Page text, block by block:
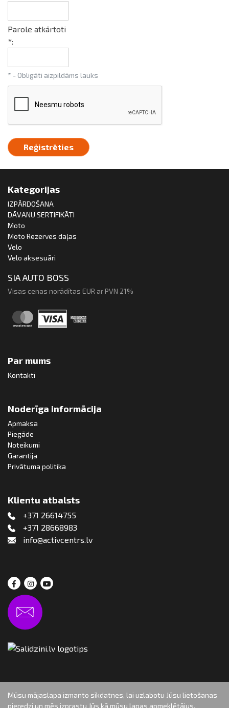
Parole atkārtoti
*:
* - Obligāti aizpildāms lauks
Kategorijas
IZPĀRDOŠANA
DĀVANU SERTIFIKĀTI
Moto
Moto Rezerves daļas
Velo
Velo aksesuāri
SIA AUTO BOSS
Visas cenas norādītas EUR ar PVN 21%
Par mums
Kontakti
Noderīga informācija
Apmaksa
Piegāde
Noteikumi
Garantija
Privātuma politika
Klientu atbalsts
+371 26614755
+371 28668983
info@activcentrs.lv
Mūsu mājaslapa izmanto sīkdatnes, lai uzlabotu Jūsu lietošanas
pieredzi un mēs izprastu Jūs kā mūsu lapas apmeklētājus.